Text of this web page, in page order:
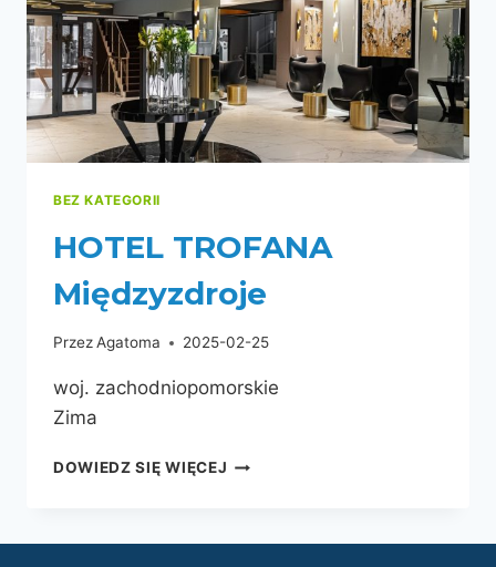
BEZ KATEGORII
HOTEL TROFANA
Międzyzdroje
PrzezAgatoma 2025-02-25
woj. zachodniopomorskie
Zima
DOWIEDZ SIĘ WIĘCEJ